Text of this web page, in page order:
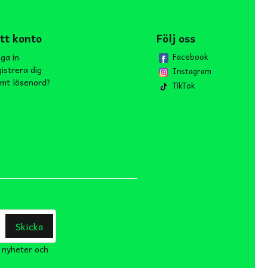
konto
in
dig
lösenord?
Följ oss
Facebook
Instagram
TikTok
Skicka
och